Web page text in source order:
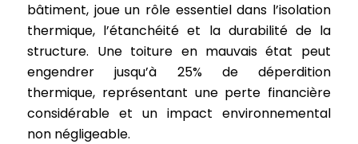
bâtiment, joue un rôle essentiel dans l’isolation
thermique, l’étanchéité et la durabilité de la
structure. Une toiture en mauvais état peut
engendrer jusqu’à 25% de déperdition
thermique, représentant une perte financière
considérable et un impact environnemental
non négligeable.